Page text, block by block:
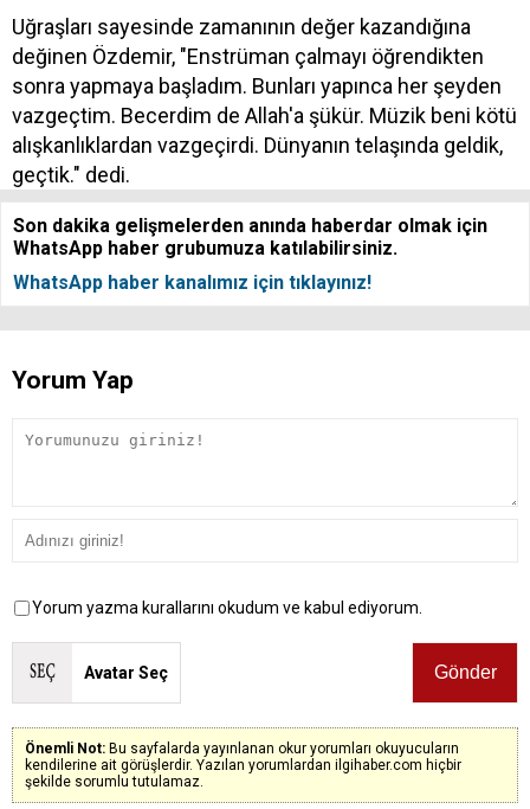
Uğraşları sayesinde zamanının değer kazandığına
değinen Özdemir, "Enstrüman çalmayı öğrendikten
sonra yapmaya başladım. Bunları yapınca her şeyden
vazgeçtim. Becerdim de Allah'a şükür. Müzik beni kötü
alışkanlıklardan vazgeçirdi. Dünyanın telaşında geldik,
geçtik." dedi.
Son dakika gelişmelerden anında haberdar olmak için
WhatsApp haber grubumuza katılabilirsiniz.
WhatsApp haber kanalımız için tıklayınız!
Yorum Yap
Yorum yazma kurallarını okudum ve kabul ediyorum.
Avatar Seç
Önemli Not: Bu sayfalarda yayınlanan okur yorumları okuyucuların
kendilerine ait görüşlerdir. Yazılan yorumlardan ilgihaber.com hiçbir
şekilde sorumlu tutulamaz.